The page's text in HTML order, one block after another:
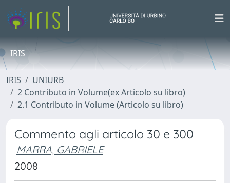
IRIS
IRIS
UNIURB
2 Contributo in Volume(ex Articolo su libro)
2.1 Contributo in Volume (Articolo su libro)
Commento agli articolo 30 e 300
MARRA, GABRIELE
2008